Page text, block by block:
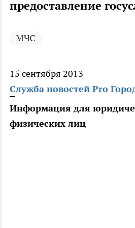
предоставление
МЧС
15 сентября 2013
Служба новостей Pro
Информация для
физических лиц